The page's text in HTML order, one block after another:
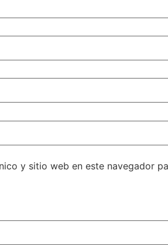
y sitio web en este navegador